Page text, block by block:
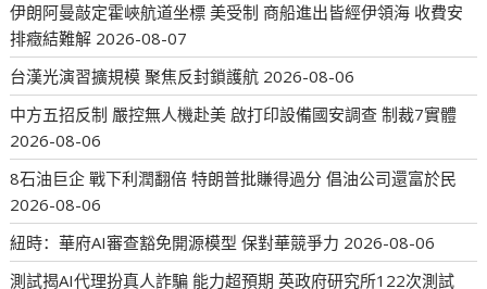
伊朗阿曼敲定霍峽航道坐標 美受制 商船進出皆經伊領海 收費安
排癥結難解 2026-08-07
台漢光演習擴規模 聚焦反封鎖護航 2026-08-06
中方五招反制 嚴控無人機赴美 啟打印設備國安調查 制裁7實體
2026-08-06
8石油巨企 戰下利潤翻倍 特朗普批賺得過分 倡油公司還富於民
2026-08-06
紐時：華府AI審查豁免開源模型 保對華競爭力 2026-08-06
測試揭AI代理扮真人詐騙 能力超預期 英政府研究所122次測試